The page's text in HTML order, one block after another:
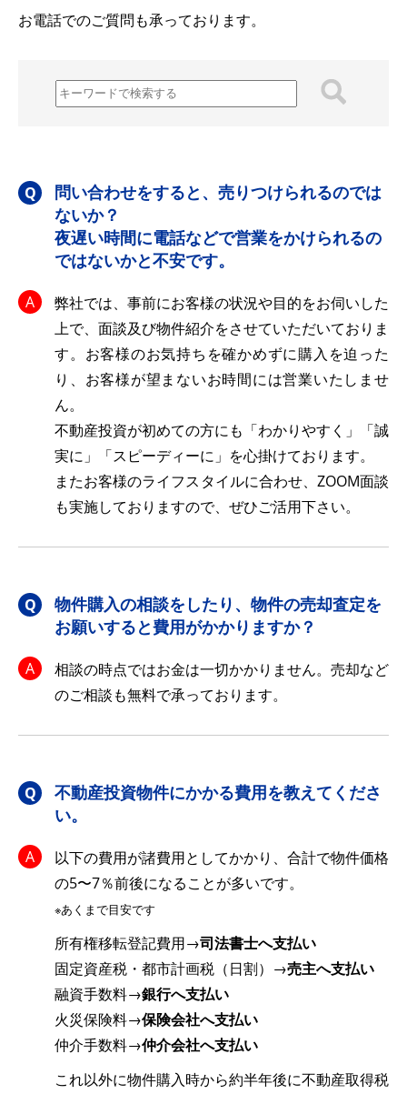
お電話でのご質問も承っております。
問い合わせをすると、売りつけられるのでは
ないか？
夜遅い時間に電話などで営業をかけられるの
ではないかと不安です。
弊社では、事前にお客様の状況や目的をお伺いした
上で、面談及び物件紹介をさせていただいておりま
す。お客様のお気持ちを確かめずに購入を迫った
り、お客様が望まないお時間には営業いたしませ
ん。
不動産投資が初めての方にも「わかりやすく」「誠
実に」「スピーディーに」を心掛けております。
またお客様のライフスタイルに合わせ、ZOOM面談
も実施しておりますので、ぜひご活用下さい。
物件購入の相談をしたり、物件の売却査定を
お願いすると費用がかかりますか？
相談の時点ではお金は一切かかりません。売却など
のご相談も無料で承っております。
不動産投資物件にかかる費用を教えてくださ
い。
以下の費用が諸費用としてかかり、合計で物件価格
の5〜7％前後になることが多いです。
※あくまで目安です
所有権移転登記費用→司法書士へ支払い
固定資産税・都市計画税（日割）→売主へ支払い
融資手数料→銀行へ支払い
火災保険料→保険会社へ支払い
仲介手数料→仲介会社へ支払い
これ以外に物件購入時から約半年後に不動産取得税